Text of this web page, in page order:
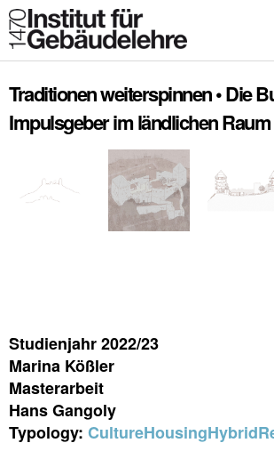
Traditionen weiterspinnen • Die
Impulsgeber im ländlichen Raum
Studienjahr 2022/23
Marina Kößler
Masterarbeit
Hans Gangoly
Typology: CultureHousingHybrid